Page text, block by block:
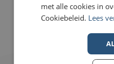
met alle cookies in
Cookiebeleid. Lees